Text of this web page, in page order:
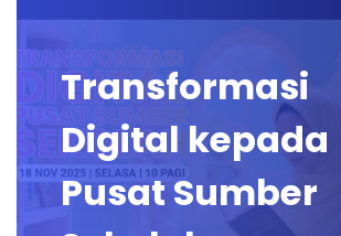
Transformasi
Digital kepada
Pusat Sumber